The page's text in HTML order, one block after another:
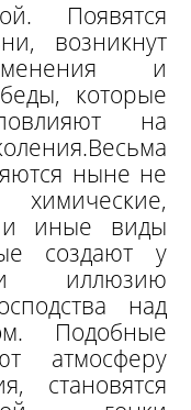
Появятся
возникнут
и
которые
на
Весьма
ныне не
и иные виды
создают у
иллюзию
над
Подобные
атмосферу
становятся